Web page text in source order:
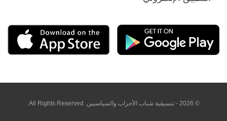
© 2026 - تنسيقية شباب الأحزاب والسياسيين. All Rights Reserved.